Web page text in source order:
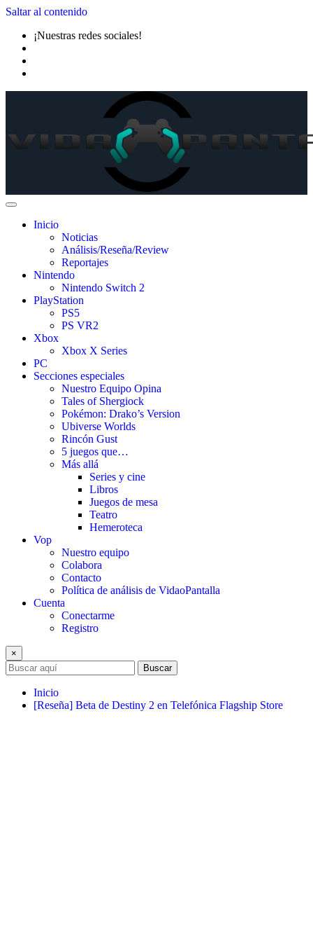
Saltar al contenido
¡Nuestras redes sociales!
Inicio
Noticias
Análisis/Reseña/Review
Reportajes
Nintendo
Nintendo Switch 2
PlayStation
PS5
PS VR2
Xbox
Xbox X Series
PC
Secciones especiales
Nuestro Equipo Opina
Tales of Shergiock
Pokémon: Drako’s Version
Ubiverse Worlds
Rincón Gust
5 juegos que…
Más allá
Series y cine
Libros
Juegos de mesa
Teatro
Hemeroteca
Vop
Nuestro equipo
Colabora
Contacto
Política de análisis de VidaoPantalla
Cuenta
Conectarme
Registro
×
Buscar
Inicio
[Reseña] Beta de Destiny 2 en Telefónica Flagship Store